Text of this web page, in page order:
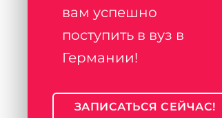
вам успешно
поступить в вуз в
Германии!
ЗАПИСАТЬСЯ СЕЙЧАС!